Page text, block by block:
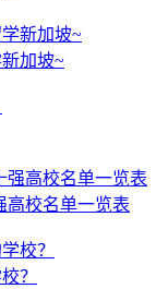
加坡~
高校名单一览表
？